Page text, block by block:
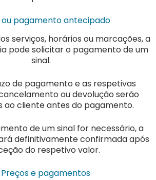
ou pagamento antecipado
serviços, horários ou marcações, a
pode solicitar o pagamento de um
sinal.
de pagamento e as respetivas
ou devolução serão
ao cliente antes do pagamento.
de um sinal for necessário, a
definitivamente confirmada após
do respetivo valor.
Preços e pagamentos